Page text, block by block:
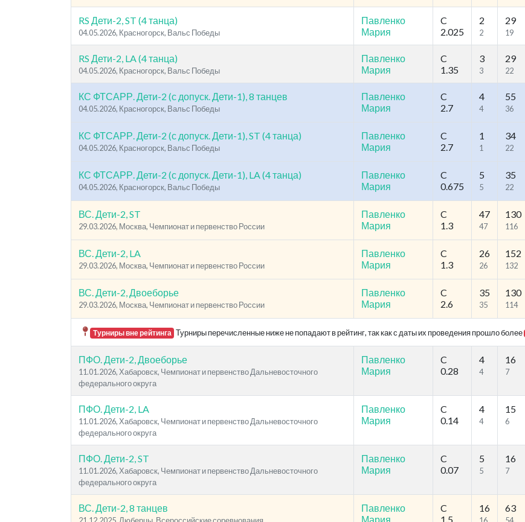
RS Дети-2, ST (4 танца)
04.05.2026, Красногорск, Вальс Победы
Павленко
Мария
C
2.025
2
2
29
19
RS Дети-2, LA (4 танца)
04.05.2026, Красногорск, Вальс Победы
Павленко
Мария
C
1.35
3
3
29
22
КС ФТСАРР. Дети-2 (с допуск. Дети-1), 8 танцев
04.05.2026, Красногорск, Вальс Победы
Павленко
Мария
C
2.7
4
4
55
36
КС ФТСАРР. Дети-2 (с допуск. Дети-1), ST (4 танца)
04.05.2026, Красногорск, Вальс Победы
Павленко
Мария
C
2.7
1
1
34
22
КС ФТСАРР. Дети-2 (с допуск. Дети-1), LA (4 танца)
04.05.2026, Красногорск, Вальс Победы
Павленко
Мария
C
0.675
5
5
35
22
ВС. Дети-2, ST
29.03.2026, Москва, Чемпионат и первенство России
Павленко
Мария
C
1.3
47
47
130
116
ВС. Дети-2, LA
29.03.2026, Москва, Чемпионат и первенство России
Павленко
Мария
C
1.3
26
26
152
132
ВС. Дети-2, Двоеборье
29.03.2026, Москва, Чемпионат и первенство России
Павленко
Мария
C
2.6
35
35
130
114
Турниры вне рейтинга Турниры перечисленные ниже не попадают в рейтинг, так как с даты их проведения прошло более
ПФО. Дети-2, Двоеборье
11.01.2026, Хабаровск, Чемпионат и первенство Дальневосточного
федерального округа
Павленко
Мария
C
0.28
4
4
16
7
ПФО. Дети-2, LA
11.01.2026, Хабаровск, Чемпионат и первенство Дальневосточного
федерального округа
Павленко
Мария
C
0.14
4
4
15
6
ПФО. Дети-2, ST
11.01.2026, Хабаровск, Чемпионат и первенство Дальневосточного
федерального округа
Павленко
Мария
C
0.07
5
5
16
7
ВС. Дети-2, 8 танцев
Павленко
Мария
C
1.5
16 63